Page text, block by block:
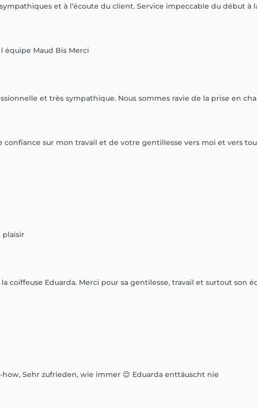
et à l’écoute du client. Service impeccable du début à
équipe Maud Bis Merci
et très sympathique. Nous sommes ravie de la prise en
confiance sur mon travail et de votre gentillesse vers moi et vers
plaisir
coiffeuse Eduarda. Merci pour sa gentilesse, travail et surtout son
Sehr zufrieden, wie immer 😊 Eduarda enttäuscht nie